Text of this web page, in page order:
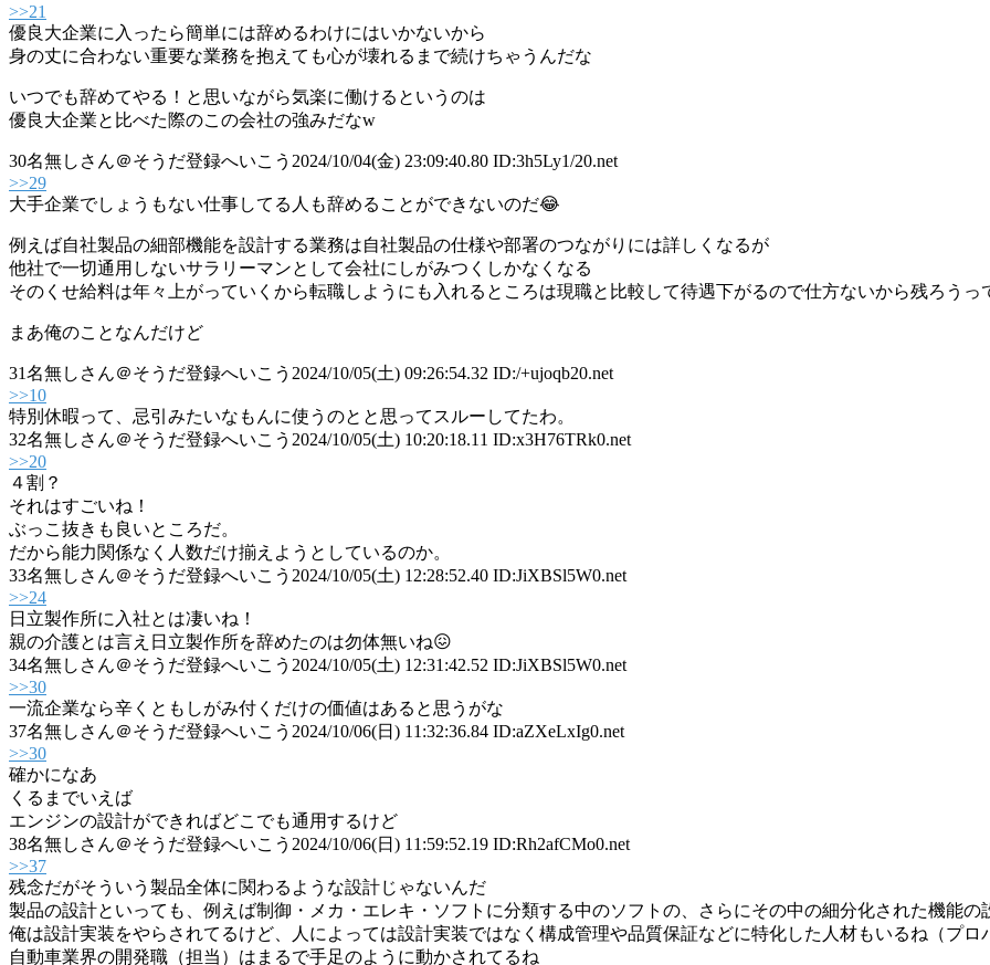
>>21
優良大企業に入ったら簡単には辞めるわけにはいかないから
身の丈に合わない重要な業務を抱えても心が壊れるまで続けちゃうんだな
いつでも辞めてやる！と思いながら気楽に働けるというのは
優良大企業と比べた際のこの会社の強みだなw
30名無しさん＠そうだ登録へいこう 2024/10/04(金) 23:09:40.80 ID:3h5Ly1/20.net
>>29
大手企業でしょうもない仕事してる人も辞めることができないのだ😂
例えば自社製品の細部機能を設計する業務は自社製品の仕様や部署のつながりには詳しくなるが
他社で一切通用しないサラリーマンとして会社にしがみつくしかなくなる
そのくせ給料は年々上がっていくから転職しようにも入れるところは現職と比較して待遇下がるので仕方ないから残ろうっ
まあ俺のことなんだけど
31名無しさん＠そうだ登録へいこう 2024/10/05(土) 09:26:54.32 ID:/+ujoqb20.net
>>10
特別休暇って、忌引みたいなもんに使うのとと思ってスルーしてたわ。
32名無しさん＠そうだ登録へいこう 2024/10/05(土) 10:20:18.11 ID:x3H76TRk0.net
>>20
４割？
それはすごいね！
ぶっこ抜きも良いところだ。
だから能力関係なく人数だけ揃えようとしているのか。
33名無しさん＠そうだ登録へいこう 2024/10/05(土) 12:28:52.40 ID:JiXBSl5W0.net
>>24
日立製作所に入社とは凄いね！
親の介護とは言え日立製作所を辞めたのは勿体無いね😖
34名無しさん＠そうだ登録へいこう 2024/10/05(土) 12:31:42.52 ID:JiXBSl5W0.net
>>30
一流企業なら辛くともしがみ付くだけの価値はあると思うがな
37名無しさん＠そうだ登録へいこう 2024/10/06(日) 11:32:36.84 ID:aZXeLxIg0.net
>>30
確かになあ
くるまでいえば
エンジンの設計ができればどこでも通用するけど
38名無しさん＠そうだ登録へいこう 2024/10/06(日) 11:59:52.19 ID:Rh2afCMo0.net
>>37
残念だがそういう製品全体に関わるような設計じゃないんだ
製品の設計といっても、例えば制御・メカ・エレキ・ソフトに分類する中のソフトの、さらにその中の細分化された機能の
俺は設計実装をやらされてるけど、人によっては設計実装ではなく構成管理や品質保証などに特化した人材もいるね（プロ
自動車業界の開発職（担当）はまるで手足のように動かされてるね